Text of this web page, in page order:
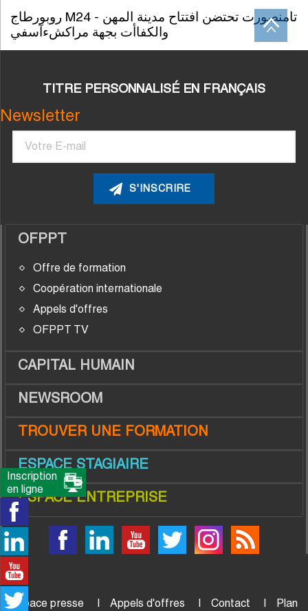
روبورطاج M24 - تامنصورت تحتضن افتتاح مدينة المهن
والكفاأت بجهة مراكشءآسفي
TITRE PERSONNALISÉ EN FRANÇAIS
Newsletter
Courriel
OFPPT
Offre de formation
Coopération internationale
Appels d'offres
OFPPT TV
CAPITAL HUMAIN
NEWSROOM
TROUVER UNE FORMATION
ESPACE STAGIAIRE
ESPACE ENTREPRISE
Espace presse Appels d'offres Contact Plan
Inscription
en ligne